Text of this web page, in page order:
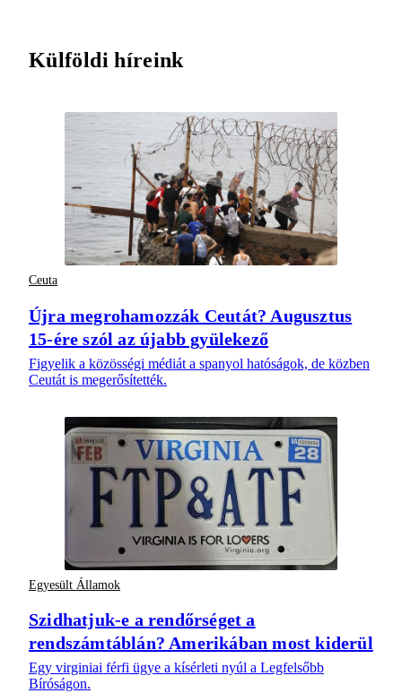
Külföldi híreink
Ceuta
Újra megrohamozzák Ceutát? Augusztus
15-ére szól az újabb gyülekező
Figyelik a közösségi médiát a spanyol hatóságok, de közben
Ceutát is megerősítették.
Egyesült Államok
Szidhatjuk-e a rendőrséget a
rendszámtáblán? Amerikában most kiderül
Egy virginiai férfi ügye a kísérleti nyúl a Legfelsőbb
Bíróságon.